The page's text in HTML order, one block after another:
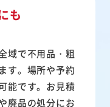
も
域で不用品・粗
す。場所や予約
能です。お見積
廃品の処分にお